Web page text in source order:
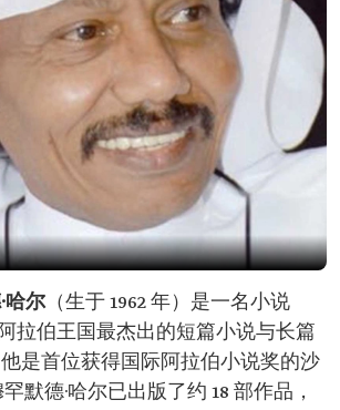
出生时间：1962 年。
专业：文学；
长篇小说；
短篇小说。
哈尔（生于 1962 年）是一名小说
拉伯王国最杰出的短篇小说与长篇
是首位获得国际阿拉伯小说奖的沙
默德·哈尔已出版了约 18 部作品，